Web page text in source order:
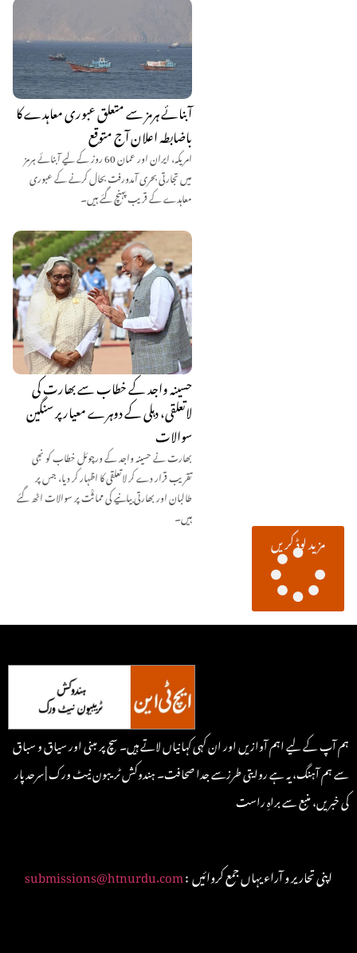
آبنائے ہرمز سے متعلق عبوری معاہدے کا
باضابطہ اعلان آج متوقع
امریکہ، ایران اور عمان 60 روز کے لیے آبنائے ہرمز
میں تجارتی بحری آمدورفت بحال کرنے کے عبوری
معاہدے کے قریب پہنچ گئے ہیں۔
حسینہ واجد کے خطاب سے بھارت کی
لاتعلقی، دہلی کے دوہرے معیار پر سنگین
سوالات
بھارت نے حسینہ واجد کے ورچوئل خطاب کو نجی
تقریب قرار دے کر لاتعلقی کا اظہار کر دیا، جس پر
طالبان اور بھارتی بیانیے کی مماثؒت پر سوالات اٹھ گئے
ہیں۔
مزید لوڈ کریں
ہم آپ کے لیے اہم آوازیں اور ان کہی کہانیاں لاتے ہیں۔ سچ پر مبنی اور سیاق و سباق
سے ہم آہنگ، یہ ہے روایتی طرزسے جدا صحافت۔ ہندوکش ٹریبون نیٹ ورک | سرحد پار
کی خبریں، منبع سے براہِ راست
submissions@htnurdu.com : اپنی تحاریر و آراء یہاں جمع کروائیں